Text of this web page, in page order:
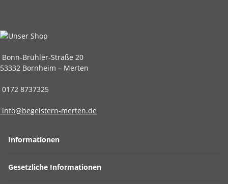
Bonn-Brühler-Straße 20
53332 Bornheim – Merten
0172 8737325
info@begeistern-merten.de
Informationen
Gesetzliche Informationen